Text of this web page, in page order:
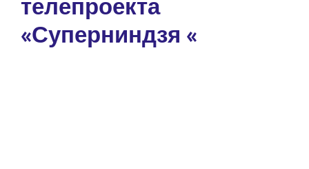
телепроекта
«Суперниндзя «